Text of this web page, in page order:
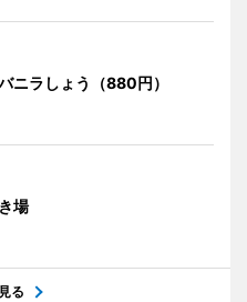
ニラしょう（880円）
場
る